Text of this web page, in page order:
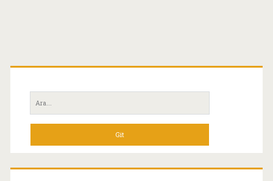
Birincil
Yan
Menü
Ara: